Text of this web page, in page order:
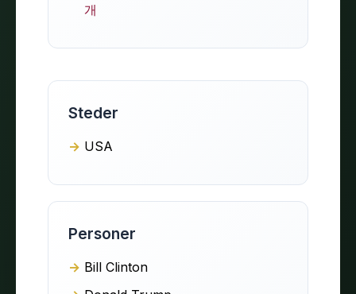
개
Steder
USA
Personer
Bill Clinton